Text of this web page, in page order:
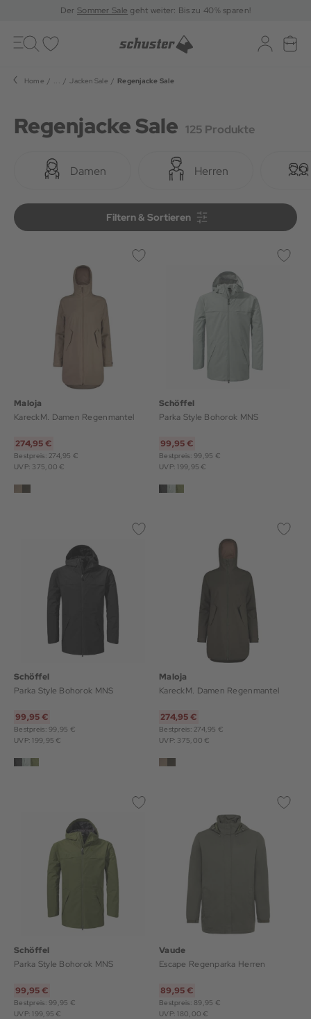
DerSommer Sale geht weiter: Bis zu 40% sparen!
Toggle
navigation
Home ... Jacken Sale Regenjacke Sale
Regenjacke Sale 125 Produkte
Damen Herren
Filtern & Sortieren
Filtern & Sortieren
Maloja
KareckM. Damen Regenmantel
274,95 €
Bestpreis: 274,95 €
UVP: 375,00 €
Schöffel
Parka Style Bohorok MNS
99,95 €
Bestpreis: 99,95 €
UVP: 199,95 €
Schöffel
Parka Style Bohorok MNS
99,95 €
Bestpreis: 99,95 €
UVP: 199,95 €
Maloja
KareckM. Damen Regenmantel
274,95 €
Bestpreis: 274,95 €
UVP: 375,00 €
Schöffel
Parka Style Bohorok MNS
99,95 €
Bestpreis: 99,95 €
UVP: 199,95 €
Vaude
Escape Regenparka Herren
89,95 €
Bestpreis: 89,95 €
UVP: 180,00 €